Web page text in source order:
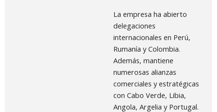
La empresa ha abierto
delegaciones
internacionales en Perú,
Rumanía y Colombia.
Además, mantiene
numerosas alianzas
comerciales y estratégicas
con Cabo Verde, Libia,
Angola, Argelia y Portugal.